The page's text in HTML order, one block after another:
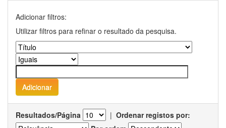
Adicionar filtros:
Utilizar filtros para refinar o resultado da pesquisa.
Resultados/Página | Ordenar registos por: